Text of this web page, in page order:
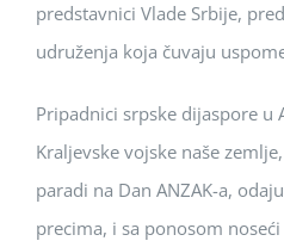
predstavnici Vlade Srbije,
udruženja koja čuvaju
Pripadnici srpske dijaspore
Kraljevske vojske naše
paradi na Dan ANZAK-a,
precima, i sa ponosom